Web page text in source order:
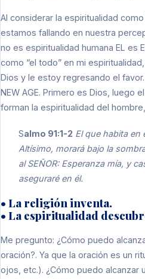
Al considerar la espiritualidad como
estamos fallando en nuestra
no es espiritualidad humana EL es
como “el todo” en mi
Dios y le estoy regresando el
NEW AGE. Primero es Dios, luego
forman la espiritualidad del
Salmo 91:1-2 El que habita en
Altísimo, morará bajo la
al SEÑOR: Esperanza mía, y
aseguraré en él.
• La religión inventa.
• La espiritualidad
Me pregunto: ¿Cómo puedo
oración?. Ya que la oración es un
ojos, etc.). ¿Cómo puedo alcanzar